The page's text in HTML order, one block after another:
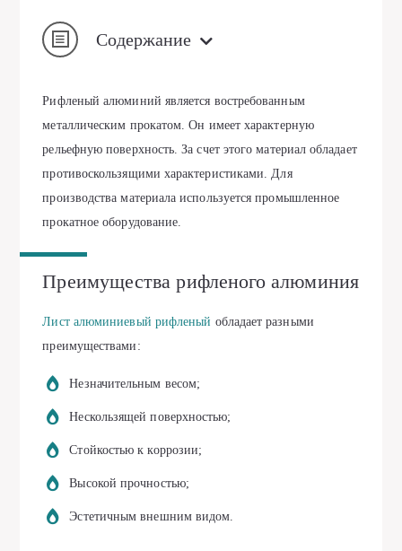
Содержание
Рифленый алюминий является востребованным
металлическим прокатом. Он имеет характерную
рельефную поверхность. За счет этого материал обладает
противоскользящими характеристиками. Для
производства материала используется промышленное
прокатное оборудование.
Преимущества рифленого алюминия
Лист алюминиевый рифленый обладает разными
преимуществами:
Незначительным весом;
Нескользящей поверхностью;
Стойкостью к коррозии;
Высокой прочностью;
Эстетичным внешним видом.